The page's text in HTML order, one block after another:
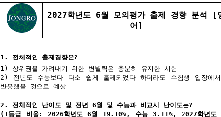
2027학년도 6월 모의평가 출제 경향 분석 [
어]
1. 전체적인 출제경향은?
1) 상위권을 가려내기 위한 변별력은 충분히 유지한 시험
2) 전년도 수능보다 다소 쉽게 출제되었다 하더라도 수험생 입장에
반응했을 것으로 예상
2. 전체적인 난이도 및 전년 6월 및 수능과 비교시 난이도는?
(1등급 비율: 2026학년도 6월 19.10%, 수능 3.11%, 2027학년